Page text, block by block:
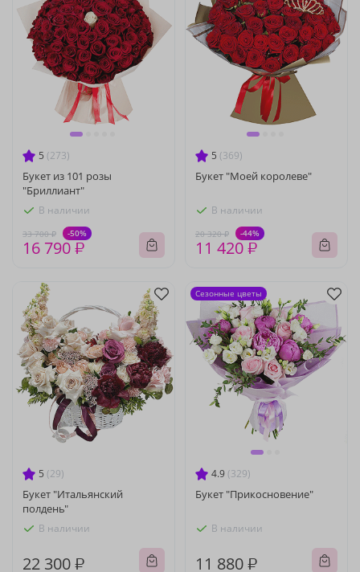
5 (273)
Букет из 101 розы
"Бриллиант"
В наличии
33 700 ₽ -50%
16 790 ₽
5 (369)
Букет "Моей королеве"
В наличии
20 320 ₽ -44%
11 420 ₽
5 (29)
Букет "Итальянский
полдень"
В наличии
22 300 ₽
4.9 (329)
Букет "Прикосновение"
В наличии
11 880 ₽
Сезонные цветы